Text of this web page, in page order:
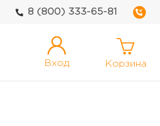
8 (800) 333-65-81
Вход Корзина